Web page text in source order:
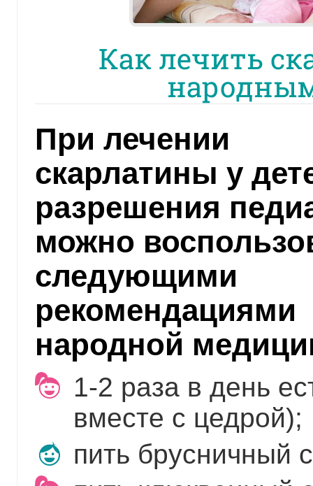
Как лечить
При лечении
скарлатины у
разрешения
можно
следующими
рекомендациями
народной
1-2 раза в день
вместе с цедрой);
пить брусничный